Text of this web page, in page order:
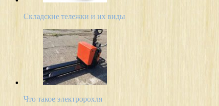
Складские тележки и их виды
Что такое электророхля